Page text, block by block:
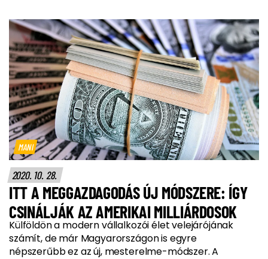
MANI
2020. 10. 28.
ITT A MEGGAZDAGODÁS ÚJ MÓDSZERE: ÍGY
CSINÁLJÁK AZ AMERIKAI MILLIÁRDOSOK
Külföldön a modern vállalkozói élet velejárójának
számít, de már Magyarországon is egyre
népszerűbb ez az új, mesterelme-módszer. A